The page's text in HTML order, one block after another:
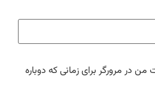
در مرورگر برای زمانی که دوباره